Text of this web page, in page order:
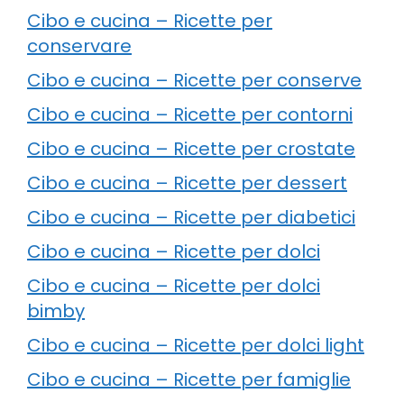
Cibo e cucina – Ricette per
conservare
Cibo e cucina – Ricette per conserve
Cibo e cucina – Ricette per contorni
Cibo e cucina – Ricette per crostate
Cibo e cucina – Ricette per dessert
Cibo e cucina – Ricette per diabetici
Cibo e cucina – Ricette per dolci
Cibo e cucina – Ricette per dolci
bimby
Cibo e cucina – Ricette per dolci light
Cibo e cucina – Ricette per famiglie